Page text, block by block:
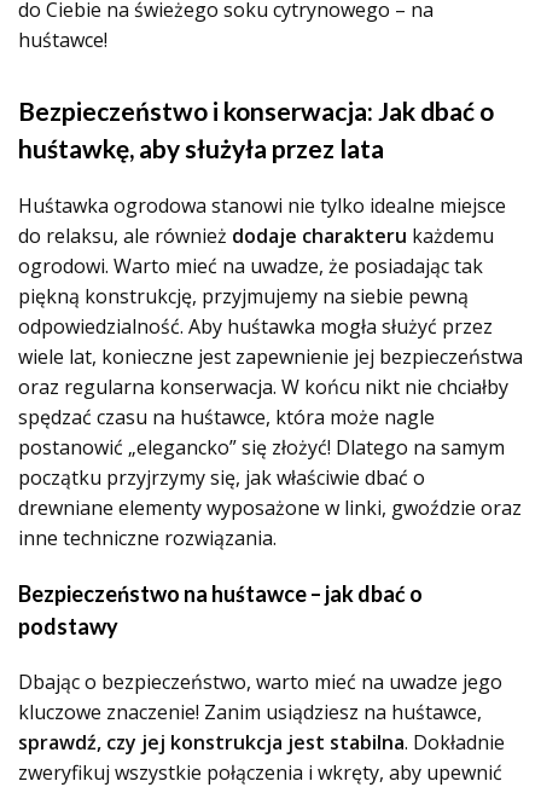
do Ciebie na świeżego soku cytrynowego – na
huśtawce!
Bezpieczeństwo i konserwacja: Jak dbać o
huśtawkę, aby służyła przez lata
Huśtawka ogrodowa stanowi nie tylko idealne miejsce
do relaksu, ale również dodaje charakteru każdemu
ogrodowi. Warto mieć na uwadze, że posiadając tak
piękną konstrukcję, przyjmujemy na siebie pewną
odpowiedzialność. Aby huśtawka mogła służyć przez
wiele lat, konieczne jest zapewnienie jej bezpieczeństwa
oraz regularna konserwacja. W końcu nikt nie chciałby
spędzać czasu na huśtawce, która może nagle
postanowić „elegancko” się złożyć! Dlatego na samym
początku przyjrzymy się, jak właściwie dbać o
drewniane elementy wyposażone w linki, gwoździe oraz
inne techniczne rozwiązania.
Bezpieczeństwo na huśtawce – jak dbać o
podstawy
Dbając o bezpieczeństwo, warto mieć na uwadze jego
kluczowe znaczenie! Zanim usiądziesz na huśtawce,
sprawdź, czy jej konstrukcja jest stabilna. Dokładnie
zweryfikuj wszystkie połączenia i wkręty, aby upewnić